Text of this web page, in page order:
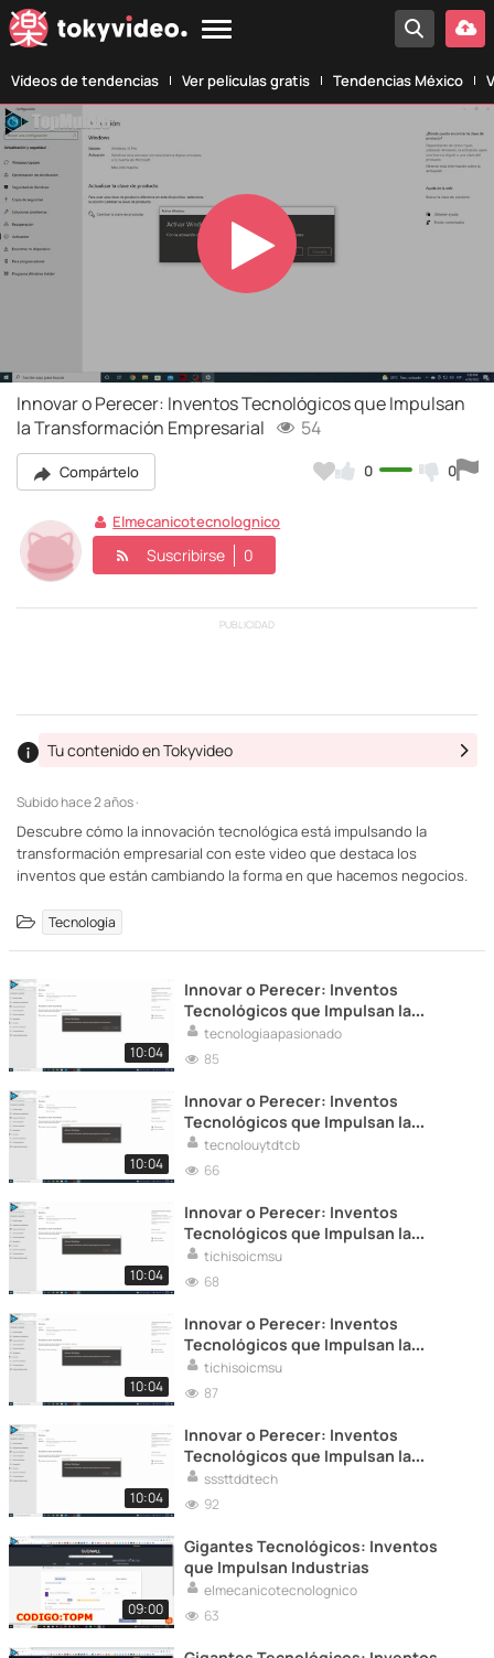
Vídeos de tendencias Ver películas gratis Tendencias México
Play
Video
Innovar o Perecer: Inventos Tecnológicos que Impulsan
la Transformación Empresarial
54
Compártelo 0 0
Elmecanicotecnolognico
Suscribirse 0
PUBLICIDAD
Subidohace 2 años ·
Tu contenido en Tokyvideo
Descubre cómo la innovación tecnológica está impulsando la
transformación empresarial con este video que destaca los
inventos que están cambiando la forma en que hacemos negocios.
Tecnología
10:04
Innovar o Perecer: Inventos
Tecnológicos que Impulsan la
Transformación Empresarial
tecnologiaapasionado
85
10:04
Innovar o Perecer: Inventos
Tecnológicos que Impulsan la
Transformación Empresarial
tecnolouytdtcb
66
10:04
Innovar o Perecer: Inventos
Tecnológicos que Impulsan la
Transformación Empresarial
tichisoicmsu
68
10:04
Innovar o Perecer: Inventos
Tecnológicos que Impulsan la
Transformación Empresarial
tichisoicmsu
87
10:04
Innovar o Perecer: Inventos
Tecnológicos que Impulsan la
Transformación Empresarial
sssttddtech
92
09:00
Gigantes Tecnológicos: Inventos
que Impulsan Industrias
elmecanicotecnolognico
63